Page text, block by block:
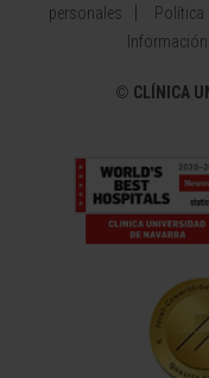
personales
Política
Información
© CLÍNICA